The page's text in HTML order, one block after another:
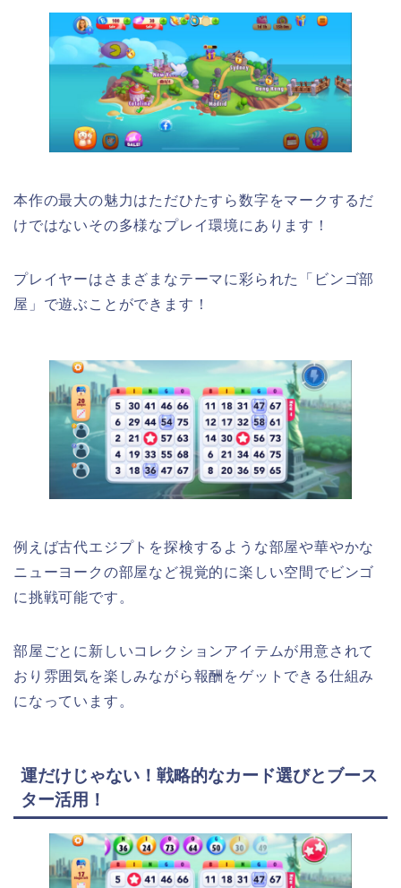
本作の最大の魅力はただひたすら数字をマークするだ
けではないその多様なプレイ環境にあります！
プレイヤーはさまざまなテーマに彩られた「ビンゴ部
屋」で遊ぶことができます！
例えば古代エジプトを探検するような部屋や華やかな
ニューヨークの部屋など視覚的に楽しい空間でビンゴ
に挑戦可能です。
部屋ごとに新しいコレクションアイテムが用意されて
おり雰囲気を楽しみながら報酬をゲットできる仕組み
になっています。
運だけじゃない！戦略的なカード選びとブース
ター活用！